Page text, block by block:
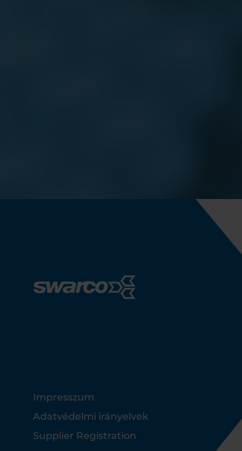
Footer
Impresszum
Adatvédelmi irányelvek
Supplier Registration